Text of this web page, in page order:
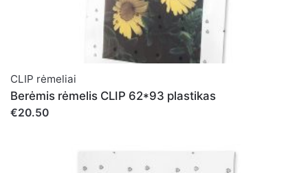
CLIP rėmeliai
Berėmis rėmelis CLIP 62*93 plastikas
€20.50